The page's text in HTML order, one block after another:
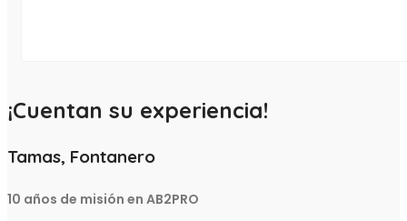
¡Cuentan su experiencia!
Tamas, Fontanero
10 años de misión en AB2PRO